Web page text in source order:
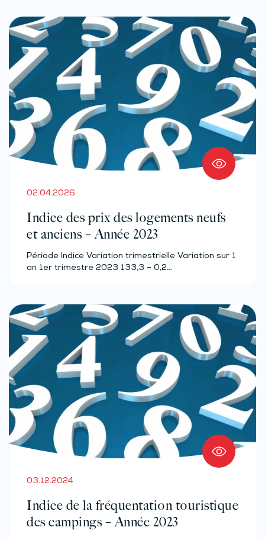
02.04.2026
Indice des prix des logements neufs
et anciens – Année 2023
Période Indice Variation trimestrielle Variation sur 1
an 1er trimestre 2023 133,3 – 0,2…
03.12.2024
Indice de la fréquentation touristique
des campings – Année 2023